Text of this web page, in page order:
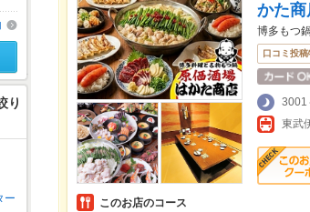
り
ー
かた
博多もつ
口コミ投
3001
東武
このお店のコース